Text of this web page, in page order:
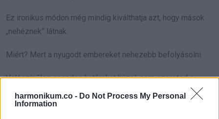
harmonikum.co - Do Not Process My Personal
Information
Ez ironikus módon még mindig kiválthatja azt, hogy mások
„nehéznek” látnak.
Miért? Mert a nyugodt embereket nehezebb befolyásolni.
Valószínűleg csendes határokat húzol, nem szereted a
káoszt, és inkább távol maradsz az érzelmileg kimerítő
helyzetektől, mintsem nyíltan vitázz. Egyesek ezt